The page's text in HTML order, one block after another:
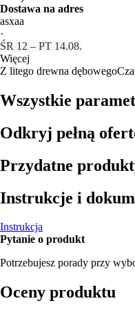
Dostawa na adres
asxaa
·
ŚR 12 – PT 14.08.
Więcej
Z litego drewna dębowego
Wszystkie
Odkryj pełną
Przydatne
Instrukcje i
Instrukcja
Pytanie o produkt
Potrzebujesz porady przy
Oceny produktu